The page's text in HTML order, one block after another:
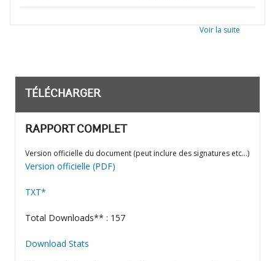
Voir la suite
TÉLÉCHARGER
RAPPORT COMPLET
Version officielle du document (peut inclure des signatures etc…)
Version officielle (PDF)
TXT*
Total Downloads** : 157
Download Stats